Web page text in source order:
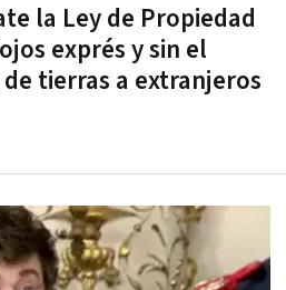
la Ley de Propiedad
exprés y sin el
tierras a extranjeros